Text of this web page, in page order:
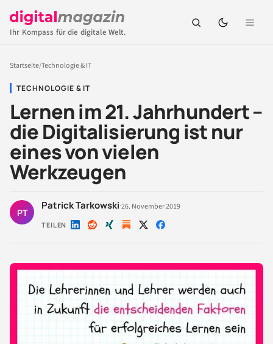
Ihr Kompass für die digitale Welt.
Startseite/Technologie & IT
TECHNOLOGIE & IT
Lernen im 21. Jahrhundert –
die Digitalisierung ist nur
eines von vielen
Werkzeugen
PT
Patrick Tarkowski·26. November 2019
TEILEN Auf Auf Auf Auf Auf